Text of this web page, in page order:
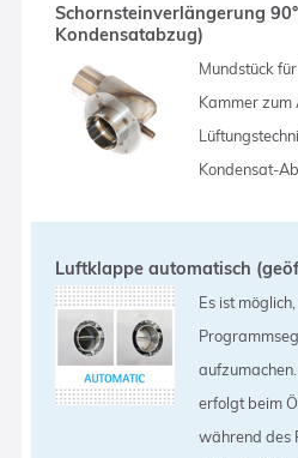
Schornsteinverlängerung
Kondensatabzug)
Mundstück
Kammer zum
Kondensat-
Luftklappe automatisch
Es ist
erfolgt beim
während des